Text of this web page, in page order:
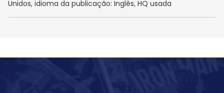
Unidos, idioma da publicação: Inglês, HQ usada